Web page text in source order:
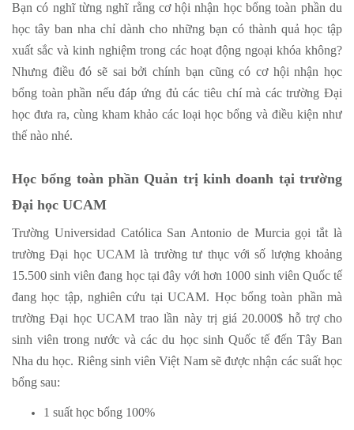
Bạn có nghĩ từng nghĩ rằng cơ hội nhận học bổng toàn phần du
học tây ban nha chỉ dành cho những bạn có thành quả học tập
xuất sắc và kinh nghiệm trong các hoạt động ngoại khóa không?
Nhưng điều đó sẽ sai bởi chính bạn cũng có cơ hội nhận học
bổng toàn phần nếu đáp ứng đủ các tiêu chí mà các trường Đại
học đưa ra, cùng kham khảo các loại học bổng và điều kiện như
thế nào nhé.
Học bổng toàn phần Quản trị kinh doanh tại trường
Đại học UCAM
Trường Universidad Católica San Antonio de Murcia gọi tắt là
trường Đại học UCAM là trường tư thục với số lượng khoảng
15.500 sinh viên đang học tại đây với hơn 1000 sinh viên Quốc tế
đang học tập, nghiên cứu tại UCAM. Học bổng toàn phần mà
trường Đại học UCAM trao lần này trị giá 20.000$ hỗ trợ cho
sinh viên trong nước và các du học sinh Quốc tế đến Tây Ban
Nha du học. Riêng sinh viên Việt Nam sẽ được nhận các suất học
bổng sau:
1 suất học bổng 100%